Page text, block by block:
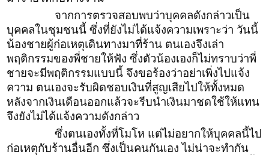
จากการตรวจสอบพบว่าบุคคลดังกล่าวเป็น
บุคคลในชุมชนนี้ ซึ่งที่ยังไม่ได้แจ้งความเพราะว่า วันนี้
น้องชายผู้ก่อเหตุเดินทางมาที่ร้าน ตนเองจึงเล่า
พฤติกรรมของพี่ชายให้ฟัง ซึ่งตัวน้องเองก็ไม่ทราบว่าพี่
ชายจะมีพฤติกรรมแบบนี้ จึงขอร้องว่าอย่าเพิ่งไปแจ้ง
ความ ตนเองจะรับผิดชอบเงินที่สูญเสียไปให้ทั้งหมด
หลังจากเงินเดือนออกแล้วจะรีบนำเงินมาชดใช้ให้แทน
จึงยังไม่ได้แจ้งความดังกล่าว
ซึ่งตนเองทั้งที่โมโห แต่ไม่อยากให้บุคคลนี้ไป
ก่อเหตุกับร้านอื่นอีก ซึ่งเป็นคนกันเอง ไม่น่าจะทำกัน